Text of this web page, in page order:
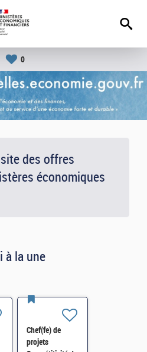
0
des offres
économiques
à la une
Chef(fe) de
projets